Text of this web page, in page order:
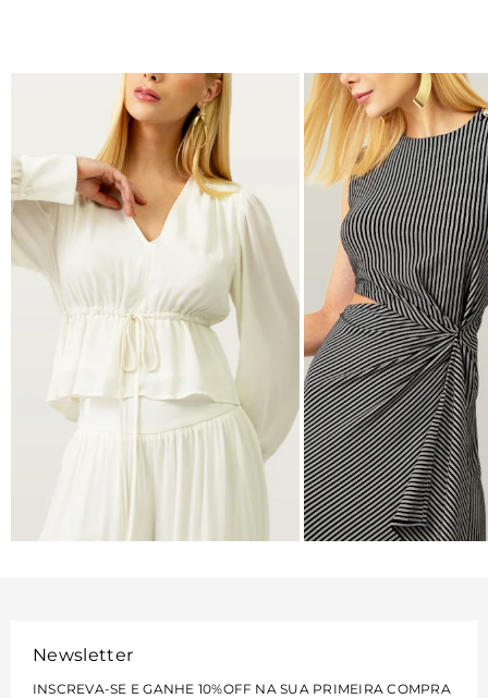
Newsletter
INSCREVA-SE E GANHE 10%OFF NA SUA PRIMEIRA COMPRA